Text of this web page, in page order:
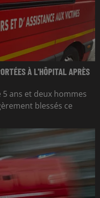
À L'HÔPITAL APRÈS
ans et deux hommes
blessés ce